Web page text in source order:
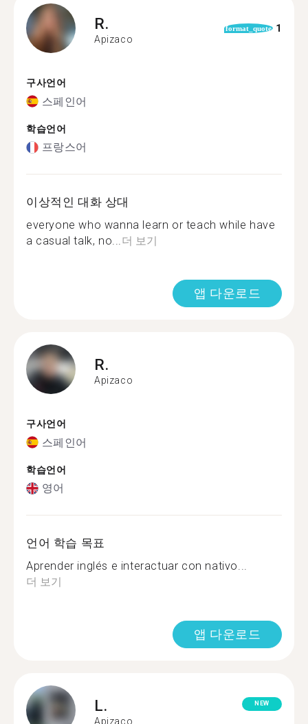
R.
Apizaco
format_quote 1
구사언어
스페인어
학습언어
프랑스어
이상적인 대화 상대
everyone who wanna learn or teach while have
a casual talk, no...더 보기
앱 다운로드
R.
Apizaco
구사언어
스페인어
학습언어
영어
언어 학습 목표
Aprender inglés e interactuar con nativo...
더 보기
앱 다운로드
L.
Apizaco
NEW